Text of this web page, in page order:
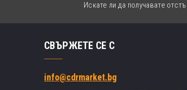
Искате ли да получавате
СВЪРЖЕТЕ СЕ С
info@cdrmarket.bg